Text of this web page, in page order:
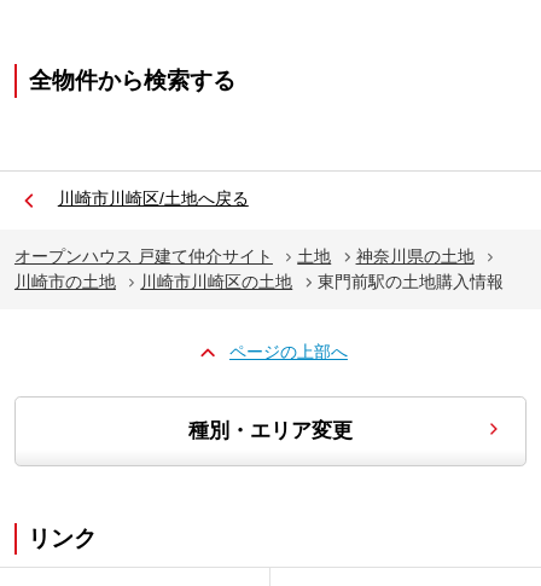
全物件から検索する
川崎市川崎区/土地へ戻る
オープンハウス 戸建て仲介サイト 土地
神奈川県の土地
川崎市の土地
川崎市川崎区の土地 東門前駅の土地購入情報
ページの上部へ
種別・エリア変更
リンク